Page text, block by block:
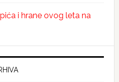
i hrane ovog leta na